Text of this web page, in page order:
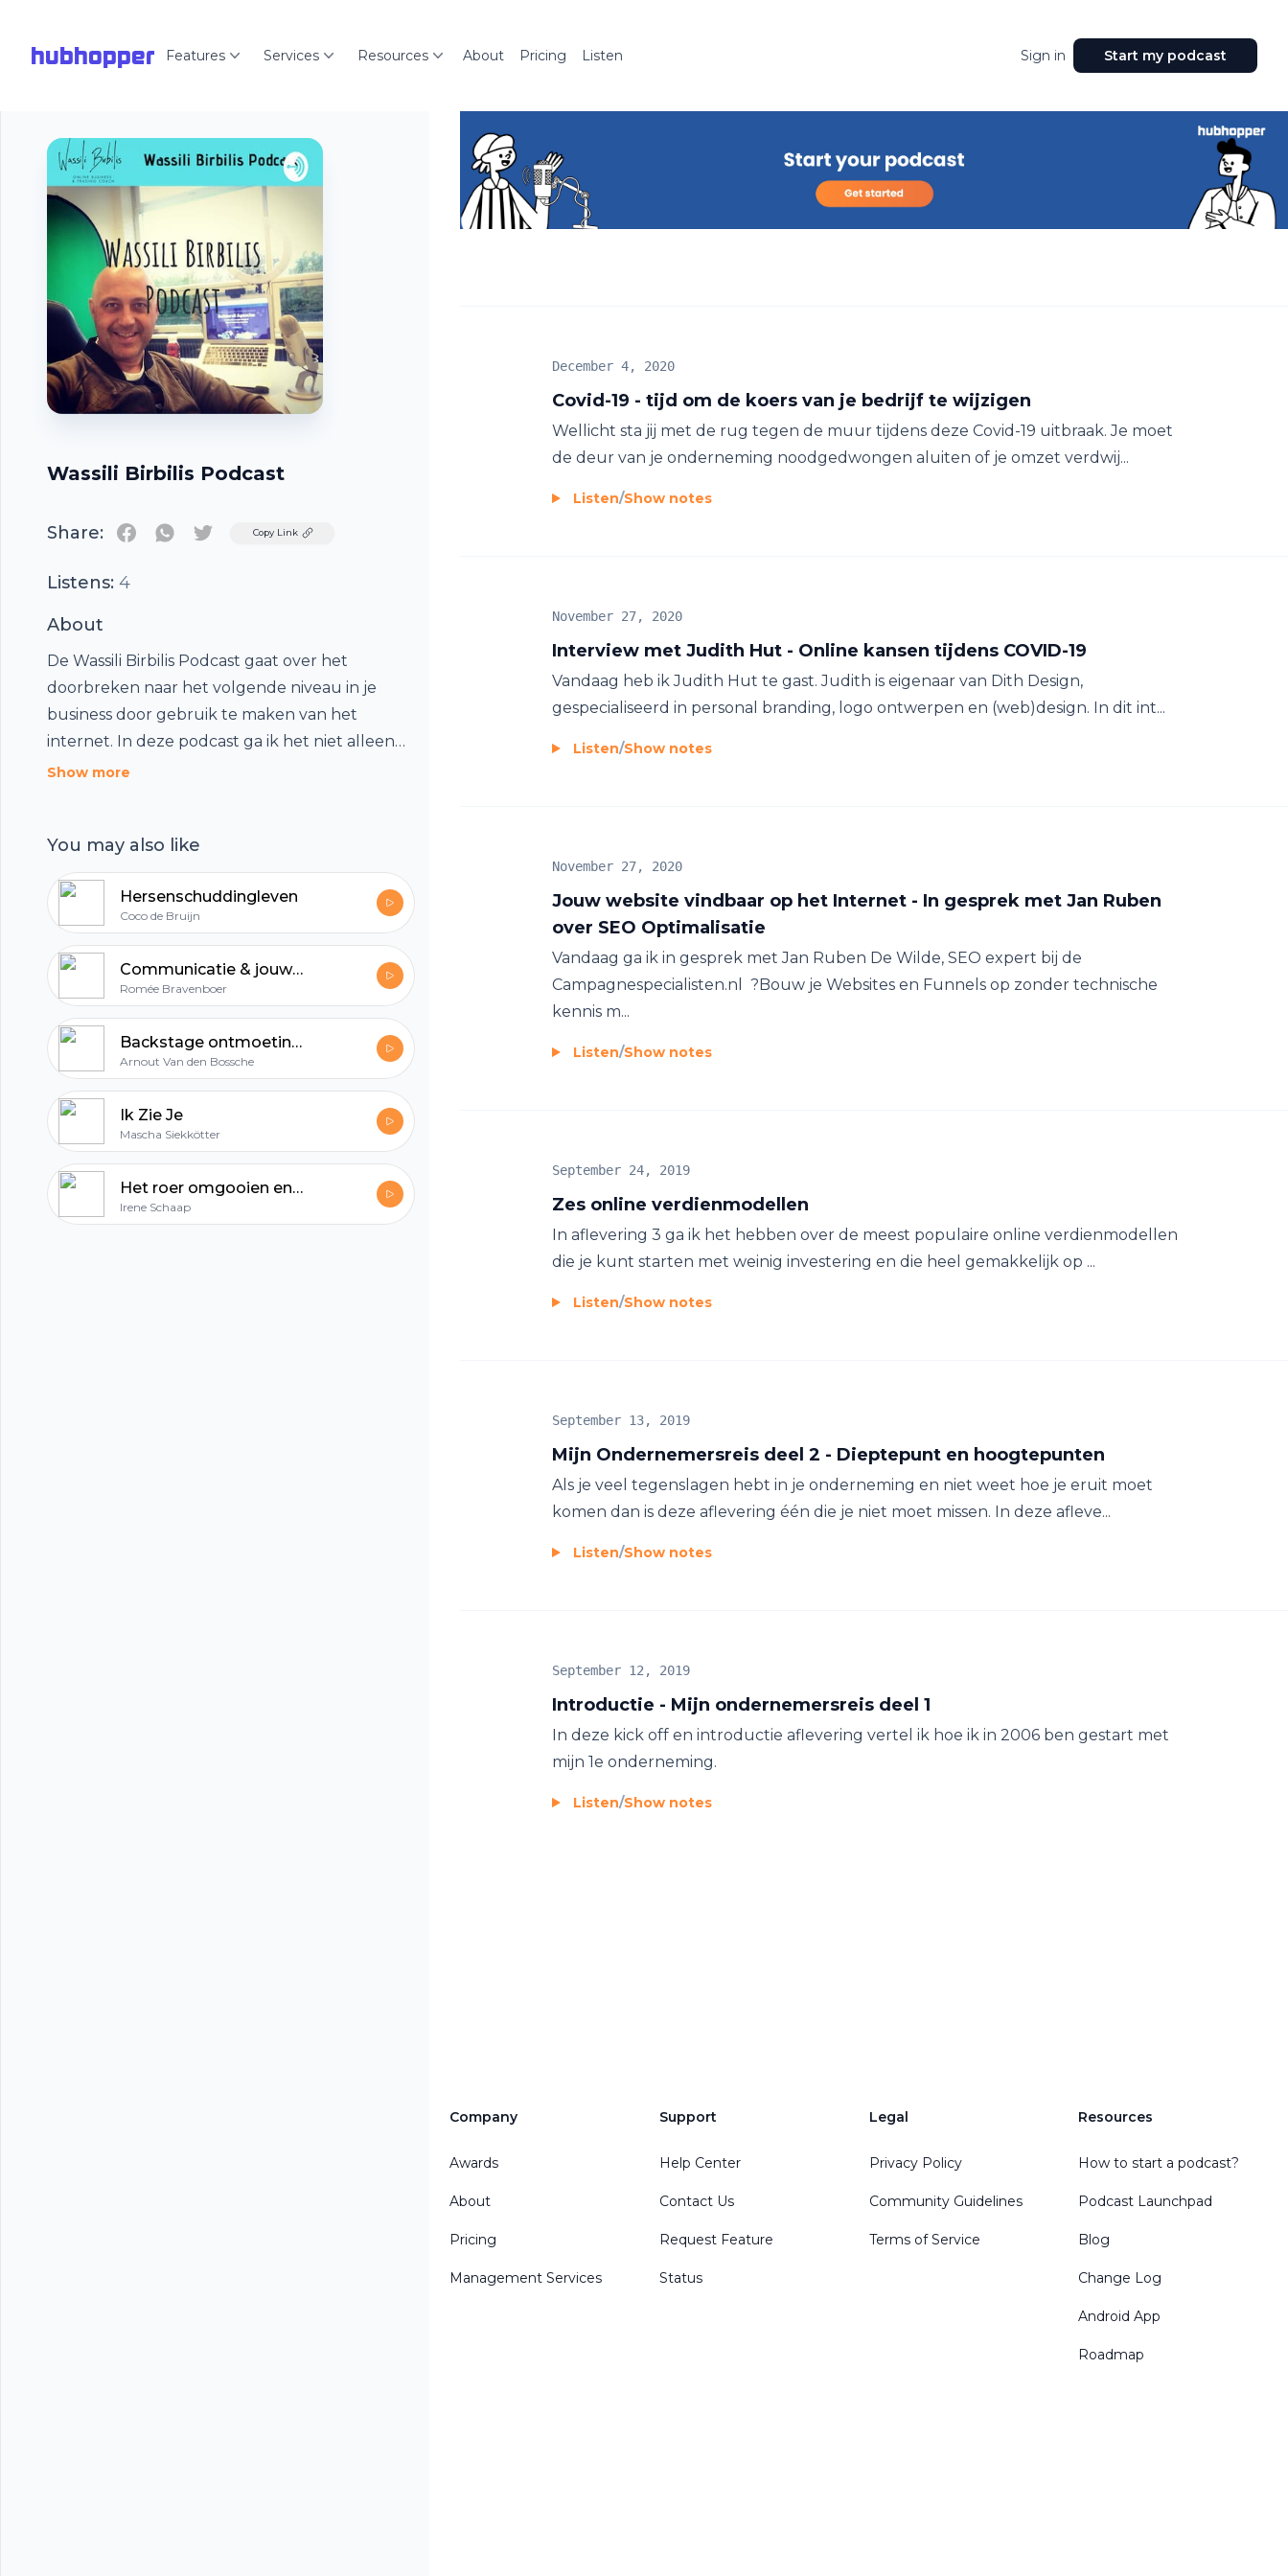
hubhopper Features Services Resources About Pricing Listen Sign in Start my podcast
Wassili Birbilis Podcast
Share: TwitterCopy Link
Listens: 4
About
De Wassili Birbilis Podcast gaat over het
doorbreken naar het volgende niveau in je
business door gebruik te maken van het
internet. In deze podcast ga ik het niet alleen
hebben over online strategieën en technieken
belangrijkste lessen met je delen en interview
succesvolle mensen die zijn doorgebroken met
hun bedrijf. Het belangrijkste doel voor mij is
dat ik je met deze podcast inspireer en prikkel
om een winstgevende (online) business te
bouwen van betekenis.
Show more
You may also like
Hersenschuddingleven
Coco de Bruijn
Communicatie & jouw business
Romée Bravenboer
Backstage ontmoetingen
Arnout Van den Bossche
Ik Zie Je
Mascha Siekkötter
Het roer omgooien en je eigen koers varen.
Irene Schaap
Covid-19 - tijd om de koers van je bedrijf te wijzigen
December 4, 2020
Wellicht sta jij met de rug tegen de muur tijdens deze Covid-19 uitbraak. Je moet
de deur van je onderneming noodgedwongen aluiten of je omzet verdwij...
Listen/Show notes
Interview met Judith Hut - Online kansen tijdens COVID-19
November 27, 2020
Vandaag heb ik Judith Hut te gast. Judith is eigenaar van Dith Design,
gespecialiseerd in personal branding, logo ontwerpen en (web)design. In dit int...
Listen/Show notes
Jouw website vindbaar op het Internet - In gesprek met Jan Ruben
over SEO Optimalisatie
November 27, 2020
Vandaag ga ik in gesprek met Jan Ruben De Wilde, SEO expert bij de
Campagnespecialisten.nl ?Bouw je Websites en Funnels op zonder technische
kennis m...
Listen/Show notes
Zes online verdienmodellen
September 24, 2019
In aflevering 3 ga ik het hebben over de meest populaire online verdienmodellen
die je kunt starten met weinig investering en die heel gemakkelijk op ...
Listen/Show notes
Mijn Ondernemersreis deel 2 - Dieptepunt en hoogtepunten
September 13, 2019
Als je veel tegenslagen hebt in je onderneming en niet weet hoe je eruit moet
komen dan is deze aflevering één die je niet moet missen. In deze afleve...
Listen/Show notes
Introductie - Mijn ondernemersreis deel 1
September 12, 2019
In deze kick off en introductie aflevering vertel ik hoe ik in 2006 ben gestart met
mijn 1e onderneming.
Listen/Show notes
Company
Awards
About
Pricing
Management Services
Support
Help Center
Contact Us
Request Feature
Status
Legal
Privacy Policy
Community Guidelines
Terms of Service
Resources
How to start a podcast?
Podcast Launchpad
Blog
Change Log
Android App
Roadmap